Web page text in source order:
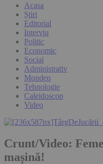
Acasa
Știri
Editorial
Interviu
Politic
Economic
Social
Administrativ
Monden
Tehnologie
Caleidoscop
Video
Crunt/Video:
mașină!